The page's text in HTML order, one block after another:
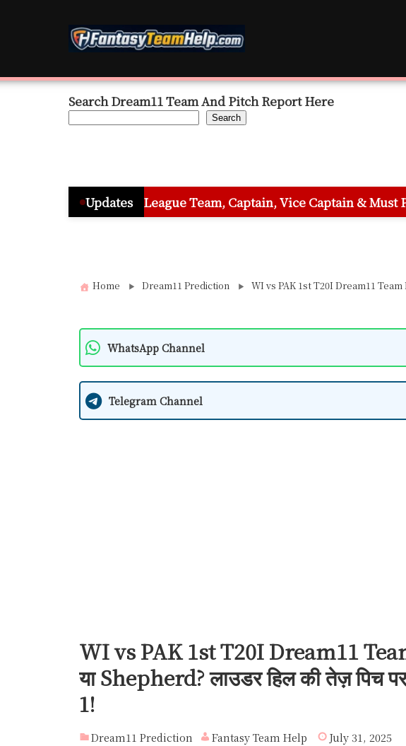
Search Dream11 Team And Pitch Report Here
Search
Updates
League Team, Captain, Vice Captain & Must Pick Players
Home Dream11 Prediction WI vs PAK 1st T20I Dream11 Team
WhatsApp Channel
Telegram Channel
WI vs PAK 1st T20I Dream11
या Shepherd? लाउडर हिल की तेज़ पिच
1!
Dream11 Prediction Fantasy Team Help July 31, 2025